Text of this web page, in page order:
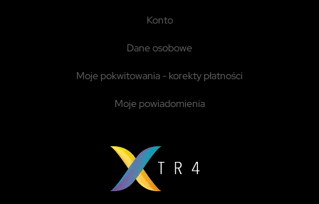
konto
dane osobowe
moje pokwitowania - korekty płatności
moje powiadomienia